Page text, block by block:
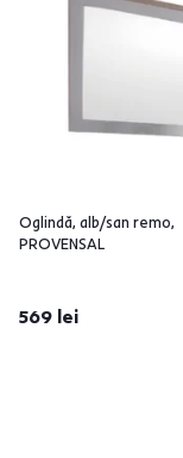
Oglindă, alb/san remo,
PROVENSAL
569 lei